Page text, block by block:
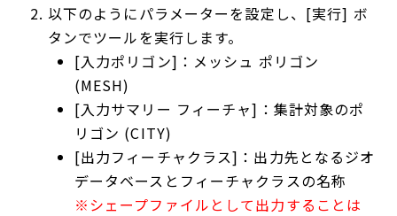
以下のようにパラメーターを設定し、[実行] ボ
タンでツールを実行します。
[入力ポリゴン]：メッシュ ポリゴン
(MESH)
[入力サマリー フィーチャ]：集計対象のポ
リゴン (CITY)
[出力フィーチャクラス]：出力先となるジオ
データベースとフィーチャクラスの名称
※シェープファイルとして出力することは